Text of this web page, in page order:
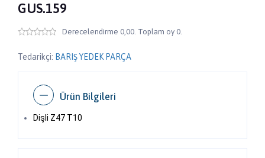
GUS.159
Derecelendirme 0,00. Toplam oy 0.
Tedarikçi: BARIŞ YEDEK PARÇA
Ürün Bilgileri
Dişli Z47 T10